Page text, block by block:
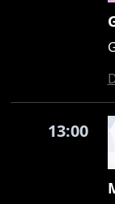
13:00